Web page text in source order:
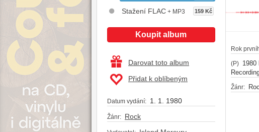
Stažení FLAC + MP3 159 Kč
Koupit album
Darovat toto album
Přidat k oblíbeným
Datum vydání: 1. 1. 1980
Žánr: Rock
Rok
(P)
1980
Žánr: